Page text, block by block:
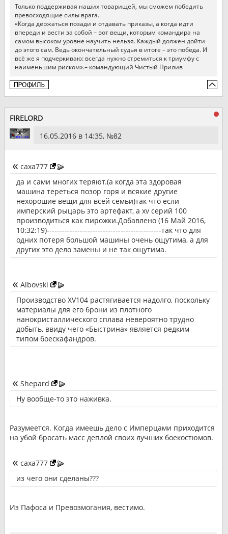
Только поддерживая наших товарищей, мы сможем победить
превосходящие силы врага.
«Когда держаться позади и отдавать приказы, а когда идти
впереди и вести за собой – вот вещи, которым командира на
самом высоком уровне научить нельзя. Каждый должен дойти
до этого сам. Ведь окончательный судья в итоге – это победа. И
всё же я подчеркиваю: всегда нужно стремиться к триумфу с
наименьшим риском».– командующий Чистый Прилив
FIRELORD
16.05.2016 в 14:35, №82
caxa777
да и сами многих теряют.(а когда эта здоровая
машина тереться позор горя и всякие другие
нехорошие вещи для всей семьи)так что если
имперский рыцарь это артефакт, а xv серий 100
производиться как пирожки.Добавлено (16 Май 2016,
10:32:19)---------------------------------------------так что для
одних потеря большой машины очень ощутима, а для
других это дело замены и не так ощутима.
Albovski
Производство XV104 растягивается надолго, поскольку
материалы для его брони из плотного
нанокристаллического сплава невероятно трудно
добыть, ввиду чего «Быстрина» является редким
типом боескафандров.
Shepard
Ну вообще-то это наживка.
Разумеется. Когда имеешь дело с Имперцами приходится
на убой бросать масс деплой своих лучших боекостюмов.
caxa777
из чего они сделаны???
Из Пафоса и Превозмогания, вестимо.